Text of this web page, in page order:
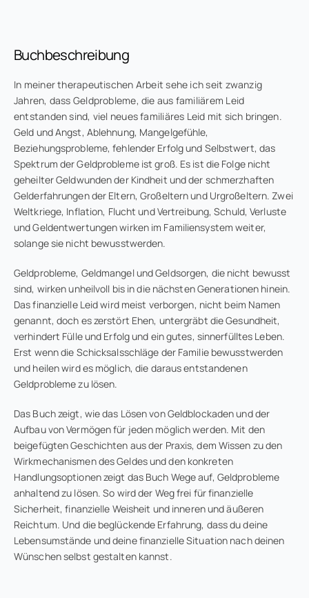
Buchbeschreibung
In meiner therapeutischen Arbeit sehe ich seit zwanzig
Jahren, dass Geldprobleme, die aus familiärem Leid
entstanden sind, viel neues familiäres Leid mit sich bringen.
Geld und Angst, Ablehnung, Mangelgefühle,
Beziehungsprobleme, fehlender Erfolg und Selbstwert, das
Spektrum der Geldprobleme ist groß. Es ist die Folge nicht
geheilter Geldwunden der Kindheit und der schmerzhaften
Gelderfahrungen der Eltern, Großeltern und Urgroßeltern. Zwei
Weltkriege, Inflation, Flucht und Vertreibung, Schuld, Verluste
und Geldentwertungen wirken im Familiensystem weiter,
solange sie nicht bewusstwerden.
Geldprobleme, Geldmangel und Geldsorgen, die nicht bewusst
sind, wirken unheilvoll bis in die nächsten Generationen hinein.
Das finanzielle Leid wird meist verborgen, nicht beim Namen
genannt, doch es zerstört Ehen, untergräbt die Gesundheit,
verhindert Fülle und Erfolg und ein gutes, sinnerfülltes Leben.
Erst wenn die Schicksalsschläge der Familie bewusstwerden
und heilen wird es möglich, die daraus entstandenen
Geldprobleme zu lösen.
Das Buch zeigt, wie das Lösen von Geldblockaden und der
Aufbau von Vermögen für jeden möglich werden. Mit den
beigefügten Geschichten aus der Praxis, dem Wissen zu den
Wirkmechanismen des Geldes und den konkreten
Handlungsoptionen zeigt das Buch Wege auf, Geldprobleme
anhaltend zu lösen. So wird der Weg frei für finanzielle
Sicherheit, finanzielle Weisheit und inneren und äußeren
Reichtum. Und die beglückende Erfahrung, dass du deine
Lebensumstände und deine finanzielle Situation nach deinen
Wünschen selbst gestalten kannst.